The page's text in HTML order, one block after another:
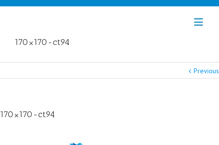
170×170-ct94
Previous
170×170-ct94